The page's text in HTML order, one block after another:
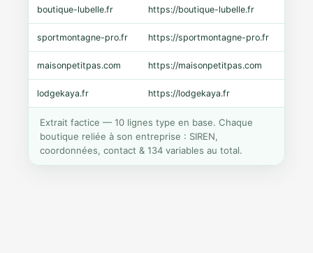
boutique-lubelle.fr https://boutique-lubelle.fr
sportmontagne-pro.fr https://sportmontagne-pro.fr
maisonpetitpas.com https://maisonpetitpas.com
lodgekaya.fr https://lodgekaya.fr
Extrait factice — 10 lignes type en base. Chaque
boutique reliée à son entreprise : SIREN,
coordonnées, contact & 134 variables au total.